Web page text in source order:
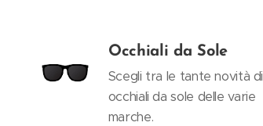
Occhiali da Sole
Scegli tra le tante novità di
occhiali da sole delle varie
marche.